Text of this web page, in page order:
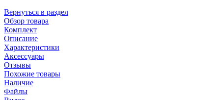
Вернуться в раздел
Обзор товара
Комплект
Описание
Характеристики
Аксессуары
Отзывы
Похожие товары
Наличие
Файлы